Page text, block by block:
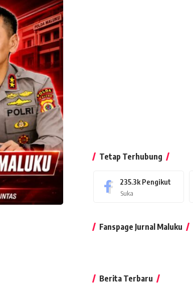
Tetap Terhubung
235.3k Pengikut
Suka
Fanspage Jurnal Maluku
Berita Terbaru